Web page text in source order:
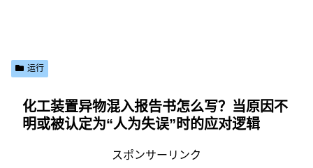
运行
化工装置异物混入报告书怎么写？当原因不
明或被认定为“人为失误”时的应对逻辑
スポンサーリンク